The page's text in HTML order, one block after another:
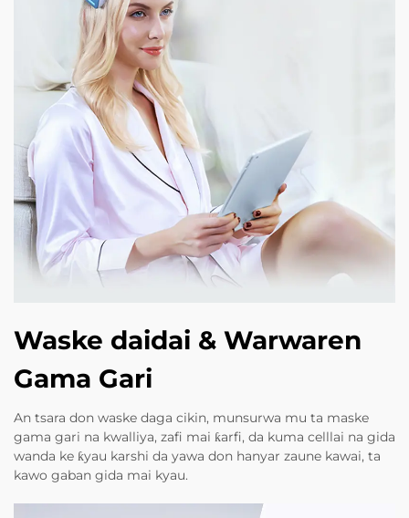
Waske daidai & Warwaren
Gama Gari
An tsara don waske daga cikin, munsurwa mu ta maske
gama gari na kwalliya, zafi mai ƙarfi, da kuma celllai na gida
wanda ke ƙyau karshi da yawa don hanyar zaune kawai, ta
kawo gaban gida mai kyau.